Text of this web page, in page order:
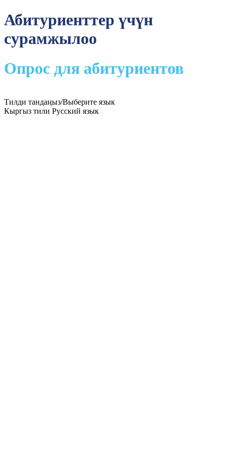
Абитуриенттер үчүн
сурамжылоо
Опрос для абитуриентов
Тилди тандаңыз/Выберите язык
Кыргыз тили Русский язык